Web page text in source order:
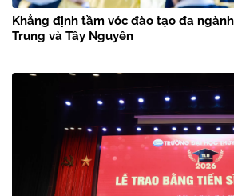
Khẳng định tầm vóc đào tạo đa
Trung và Tây Nguyên